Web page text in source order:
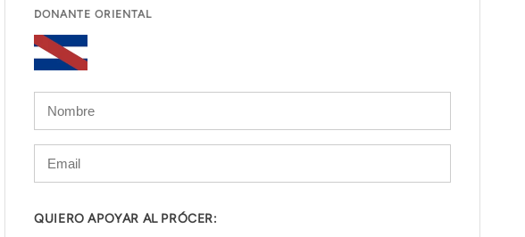
DONANTE ORIENTAL
QUIERO APOYAR AL PRÓCER: